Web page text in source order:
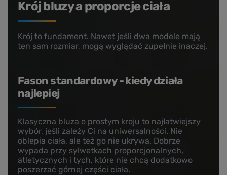
Krój bluzy a proporcje ciała
Krój to fundament. Nawet jeśli dwa modele mają
ten sam rozmiar, mogą wyglądać zupełnie inaczej.
Fason standardowy - kiedy działa
najlepiej
Klasyczna bluza o prostym kroju to najłatwiejszy
wybór, jeśli zależy Ci na uniwersalności. Nie
oblepia ciała, ale też go nie ukrywa. Dobrze
wypada przy sylwetkach proporcjonalnych,
atletycznych i tych, które nie chcą dodatkowo
poszerzać górnej części ciała.